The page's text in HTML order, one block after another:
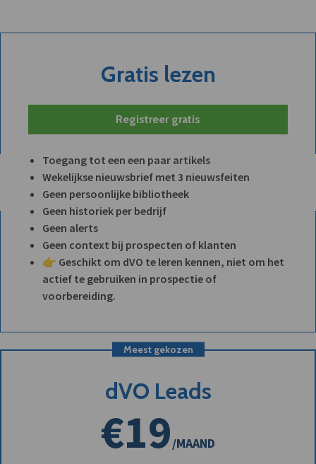
Gratis lezen
Registreer gratis
Toegang tot een een paar artikels
Wekelijkse nieuwsbrief met 3 nieuwsfeiten
Geen persoonlijke bibliotheek
Geen historiek per bedrijf
Geen alerts
Geen context bij prospecten of klanten
👉 Geschikt om dVO te leren kennen, niet om het
actief te gebruiken in prospectie of
voorbereiding.
Meest gekozen
dVO Leads
€19/MAAND